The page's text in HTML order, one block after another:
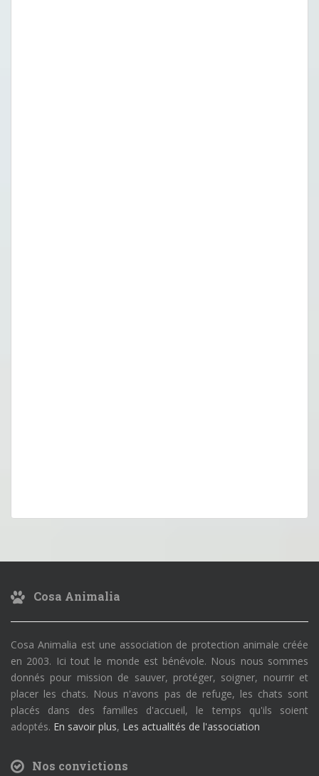
Cosa Animalia
Cosa Animalia est une association de protection animale créée
en 2003. Ici tout le monde est bénévole. Nous nous sommes
donnés pour mission de sauver, protéger, soigner, nourrir et
placer les chats. Nous n'avons pas de refuge, les chats sont
placés dans des familles d'accueil, le temps qu'ils soient
adoptés. En savoir plus, Les actualités de l'association
Nos convictions